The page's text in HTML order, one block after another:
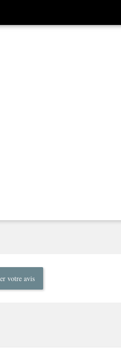
votre avis